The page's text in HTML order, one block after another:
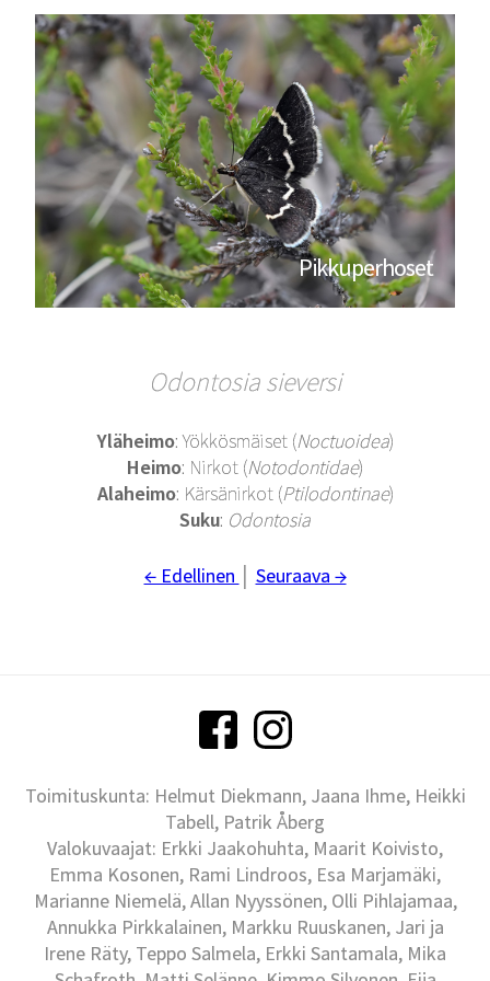
Pikkuperhoset
Odontosia sieversi
Yläheimo: Yökkösmäiset (Noctuoidea)
Heimo: Nirkot (Notodontidae)
Alaheimo: Kärsänirkot(Ptilodontinae)
Suku: Odontosia
← Edellinen Seuraava →
Toimituskunta: Helmut Diekmann, Jaana Ihme, Heikki
Tabell, Patrik Åberg
Valokuvaajat: Erkki Jaakohuhta, Maarit Koivisto,
Emma Kosonen, Rami Lindroos, Esa Marjamäki,
Marianne Niemelä, Allan Nyyssönen, Olli Pihlajamaa,
Annukka Pirkkalainen, Markku Ruuskanen, Jari ja
Irene Räty, Teppo Salmela, Erkki Santamala, Mika